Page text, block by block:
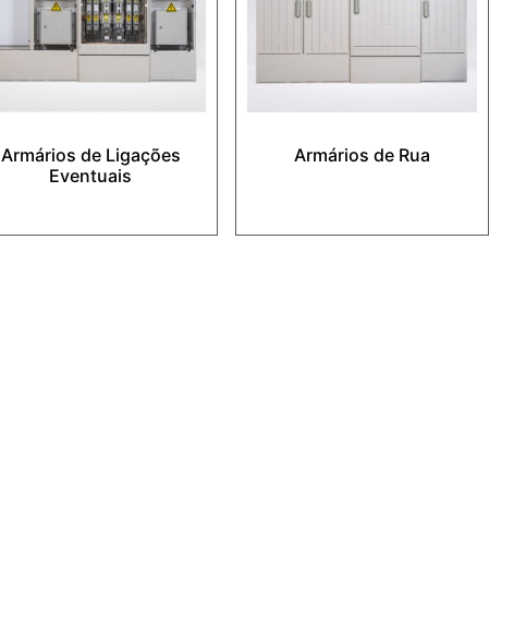
Armários de Ligações
Eventuais
Armários de Rua